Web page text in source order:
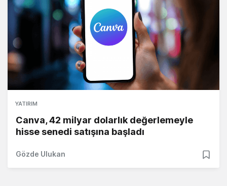
YATIRIM
Canva, 42 milyar dolarlık değerlemeyle
hisse senedi satışına başladı
Gözde Ulukan